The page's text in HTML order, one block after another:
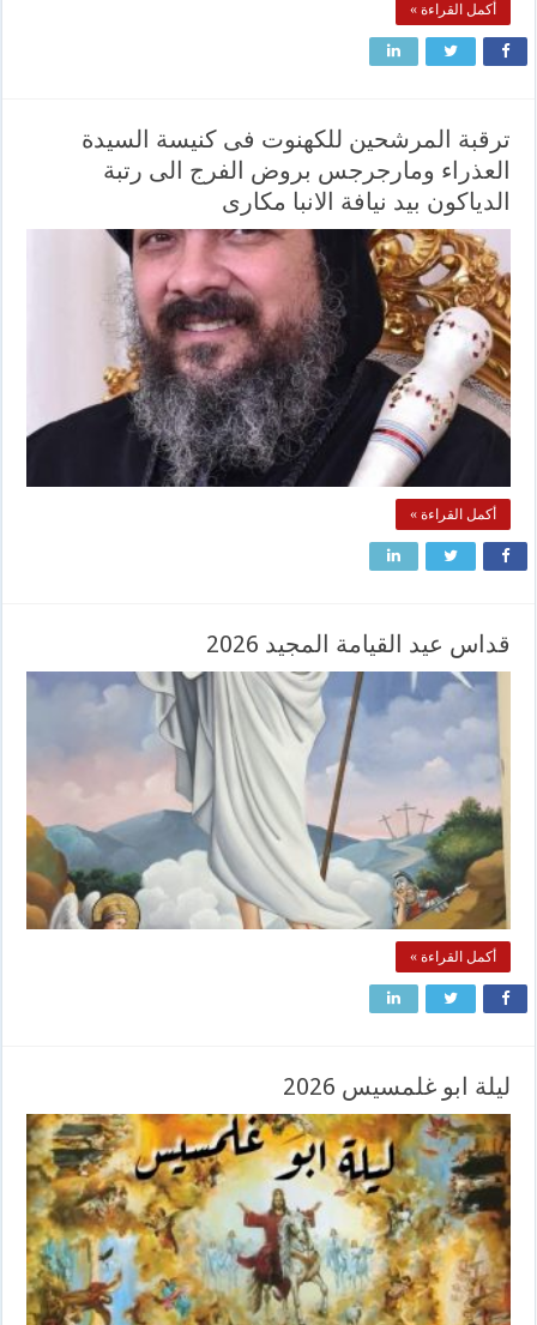
أكمل القراءة »
ترقبة المرشحين للكهنوت فى كنيسة السيدة
العذراء ومارجرجس بروض الفرج الى رتبة
الدياكون بيد نيافة الانبا مكارى
أكمل القراءة »
قداس عيد القيامة المجيد 2026
أكمل القراءة »
ليلة ابو غلمسيس 2026